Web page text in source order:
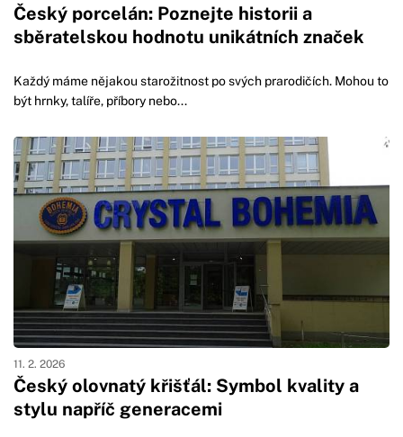
Český porcelán: Poznejte historii a
sběratelskou hodnotu unikátních značek
Každý máme nějakou starožitnost po svých prarodičích. Mohou to
být hrnky, talíře, příbory nebo...
Český olovnatý křišťál: Symbol kvality a
stylu napříč generacemi
11. 2. 2026